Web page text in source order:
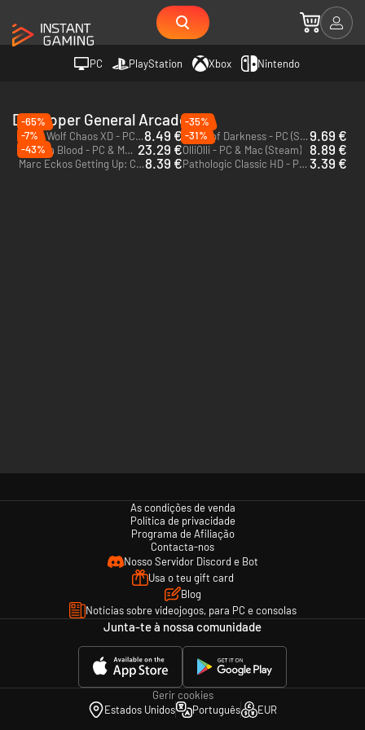
PC PlayStation Xbox Nintendo
Developer General Arcade
-65%
Metal Wolf Chaos XD - PC (Steam)8.49 €
-35%
Blade of Darkness - PC (Steam)9.69 €
-7%
Captain Blood - PC & Mac (Steam) 23.29 €
-31%
OlliOlli - PC & Mac (Steam)
8.89 €
-43%
Marc Eckos Getting Up: Contents Under Pressure - PC (Steam)8.39 € Pathologic Classic HD - PC (Steam) 3.39 €
As condições de venda
Política de privacidade
Programa de Afiliação
Contacta-nos
Nosso Servidor Discord e Bot
Usa o teu gift card
Blog
Notícias sobre videojogos, para PC e consolas
Junta-te à nossa comunidade
Gerir cookies
Estados Unidos
Português EUR